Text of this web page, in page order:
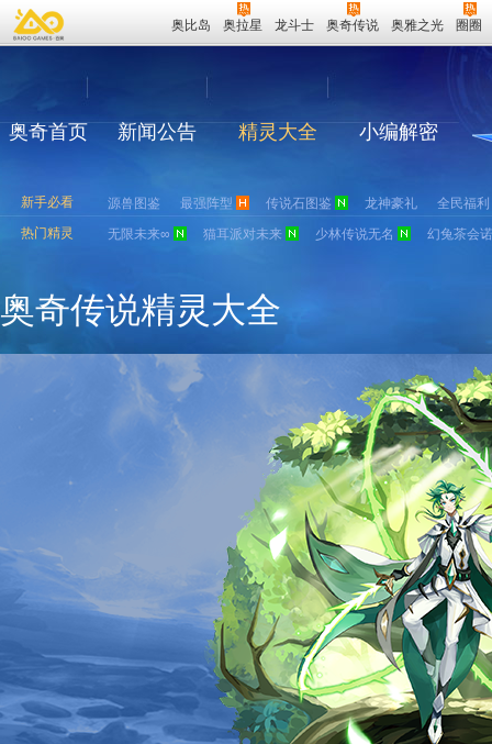
奥比岛 奥拉星 龙斗士 奥奇传说 奥雅之光 圈圈
奥奇首页 新闻公告 精灵大全 小编解密
新手必看 源兽图鉴 最强阵型 传说石图鉴 龙神豪礼
全民福利
热门精灵
无限未来∞ 猫耳派对未来 少林传说无名 幻兔茶会
奥奇传说精灵大全